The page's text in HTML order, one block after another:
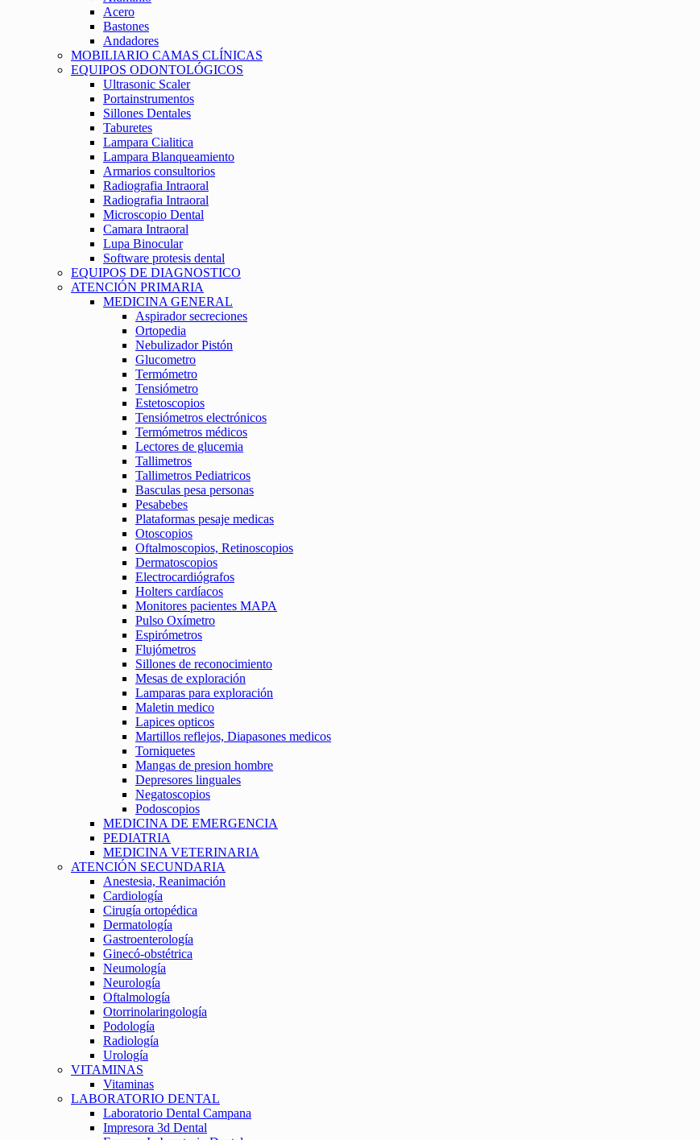
Acero
Bastones
Andadores
MOBILIARIO CAMAS CLÍNICAS
EQUIPOS ODONTOLÓGICOS
Ultrasonic Scaler
Portainstrumentos
Sillones Dentales
Taburetes
Lampara Cialitica
Lampara Blanqueamiento
Armarios consultorios
Radiografia Intraoral
Radiografia Intraoral
Microscopio Dental
Camara Intraoral
Lupa Binocular
Software protesis dental
EQUIPOS DE DIAGNOSTICO
ATENCIÓN PRIMARIA
MEDICINA GENERAL
Aspirador secreciones
Ortopedia
Nebulizador Pistón
Glucometro
Termómetro
Tensiómetro
Estetoscopios
Tensiómetros electrónicos
Termómetros médicos
Lectores de glucemia
Tallimetros
Tallimetros Pediatricos
Basculas pesa personas
Pesabebes
Plataformas pesaje medicas
Otoscopios
Oftalmoscopios, Retinoscopios
Dermatoscopios
Electrocardiógrafos
Holters cardíacos
Monitores pacientes MAPA
Pulso Oxímetro
Espirómetros
Flujómetros
Sillones de reconocimiento
Mesas de exploración
Lamparas para exploración
Maletin medico
Lapices opticos
Martillos reflejos, Diapasones medicos
Torniquetes
Mangas de presion hombre
Depresores linguales
Negatoscopios
Podoscopios
MEDICINA DE EMERGENCIA
PEDIATRIA
MEDICINA VETERINARIA
ATENCIÓN SECUNDARIA
Anestesia, Reanimación
Cardiología
Cirugía ortopédica
Dermatología
Gastroenterología
Ginecó-obstétrica
Neumología
Neurología
Oftalmología
Otorrinolaringología
Podología
Radiología
Urología
VITAMINAS
Vitaminas
LABORATORIO DENTAL
Laboratorio Dental Campana
Impresora 3d Dental